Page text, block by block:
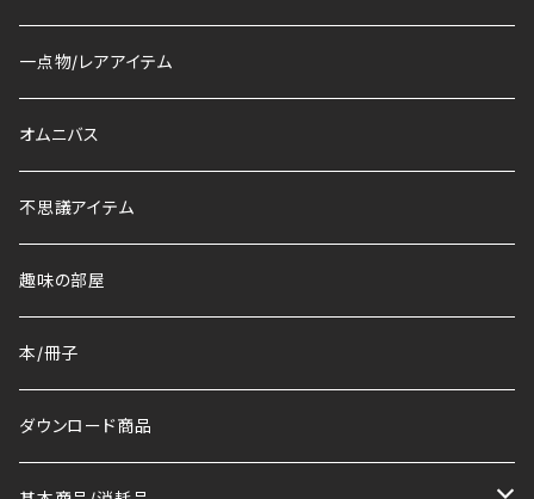
一点物/レアアイテム
オムニバス
不思議アイテム
趣味の部屋
本/冊子
ダウンロード商品